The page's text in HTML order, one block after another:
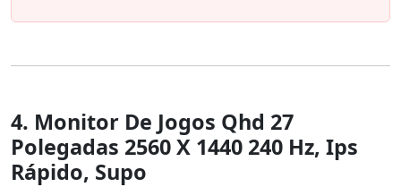
4. Monitor De Jogos Qhd 27
Polegadas 2560 X 1440 240 Hz, Ips
Rápido, Supo